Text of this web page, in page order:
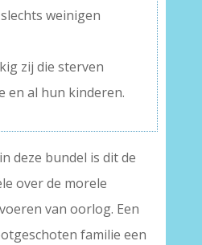
weinigen
zij die sterven
en al hun kinderen.
deze bundel is dit de
over de morele
van oorlog. Een
familie een